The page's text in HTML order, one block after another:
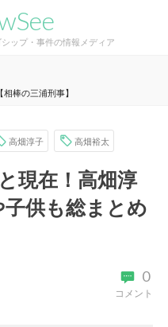
ップ・事件の情報メディア
棒の三浦刑事】
高畑淳子 高畑裕太
現在！高畑淳
供も総まとめ
0
コメント